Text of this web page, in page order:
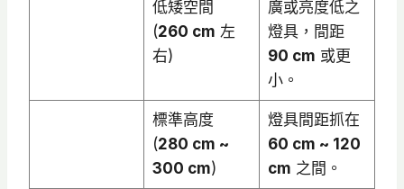
低矮空間
(260 cm 左
右)
廣或亮度低之
燈具，間距
90 cm 或更
小。
標準高度
(280 cm ~
300 cm)
燈具間距抓在
60 cm ~ 120
cm 之間。